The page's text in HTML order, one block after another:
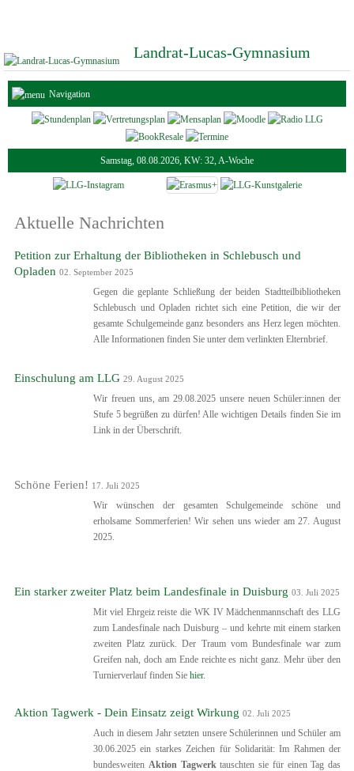
Landrat-Lucas-Gymnasium
Navigation
Samstag, 08.08.2026, KW: 32, A-Woche
Aktuelle Nachrichten
Petition zur Erhaltung der Bibliotheken in Schlebusch und
Opladen 02. September 2025
Gegen die geplante Schließung der beiden Stadtteilbibliotheken
Schlebusch und Opladen richtet sich eine Petition, die wir der
gesamte Schulgemeinde ganz besonders ans Herz legen möchten.
Alle Informationen finden Sie unter dem verlinkten Elternbrief.
Einschulung am LLG 29. August 2025
Wir freuen uns, am 29.08.2025 unsere neuen Schüler:innen der
Stufe 5 begrüßen zu dürfen! Alle wichtigen Details finden Sie im
Link in der Überschrift.
Schöne Ferien! 17. Juli 2025
Wir wünschen der gesamten Schulgemeinde schöne und
erholsame Sommerferien! Wir sehen uns wieder am 27. August
2025.
Ein starker zweiter Platz beim Landesfinale in Duisburg 03. Juli 2025
Mit viel Ehrgeiz reiste die WK IV Mädchenmannschaft des LLG
zum Landesfinale nach Duisburg – und kehrte mit einem starken
zweiten Platz zurück. Der Traum vom Bundesfinale war zum
Greifen nah, doch am Ende reichte es nicht ganz. Mehr über den
Turnierverlauf finden Sie hier.
Aktion Tagwerk - Dein Einsatz zeigt Wirkung 02. Juli 2025
Auch in diesem Jahr setzten unsere Schülerinnen und Schüler am
30.06.2025 ein starkes Zeichen für Solidarität: Im Rahmen der
bundesweiten Aktion Tagwerk tauschten sie für einen Tag das